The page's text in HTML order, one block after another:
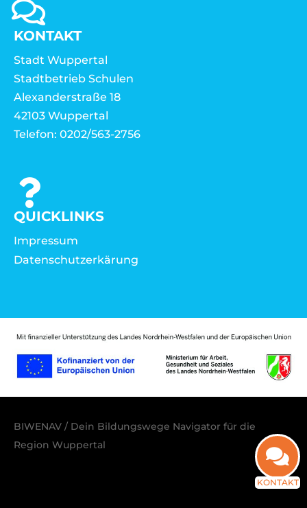
KONTAKT
Stadt Wuppertal
Stadtbetrieb Schulen
Alexanderstraße 18
42103 Wuppertal
Telefon: 0202/563-2756
QUICKLINKS
Impressum
Datenschutzerkärung
BIWENAV / Dein Bildungswege Navigator für die
Region Wuppertal
KONTAKT